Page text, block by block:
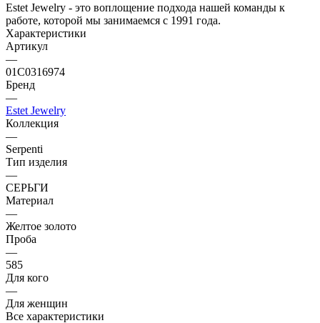
Estet Jewelry - это воплощение подхода нашей команды к
работе, которой мы занимаемся с 1991 года.
Характеристики
Артикул
—
01С0316974
Бренд
—
Estet Jewelry
Коллекция
—
Serpenti
Тип изделия
—
СЕРЬГИ
Материал
—
Желтое золото
Проба
—
585
Для кого
—
Для женщин
Все характеристики